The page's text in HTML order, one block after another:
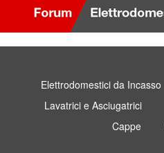
Elettrodomestici da Incasso
Lavatrici e Asciugatrici
Cappe